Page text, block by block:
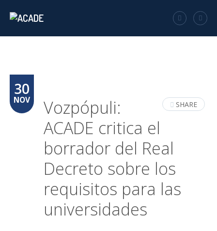
30
NOV SHARE
Vozpópuli:
ACADE critica el
borrador del Real
Decreto sobre los
requisitos para las
universidades